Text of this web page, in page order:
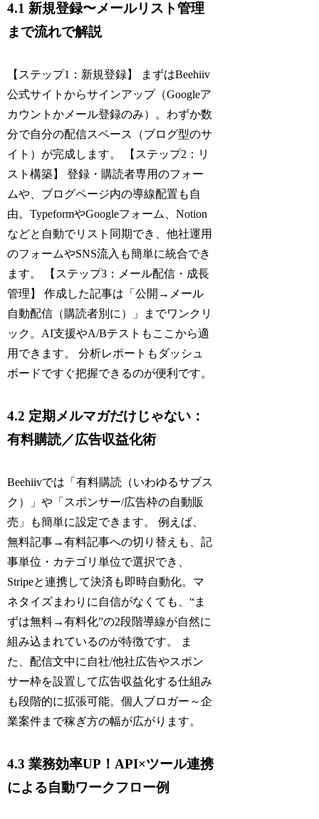
4.1 新規登録〜メールリスト管理
まで流れで解説
【ステップ1：新規登録】 まずはBeehiiv
公式サイトからサインアップ（Googleア
カウントかメール登録のみ）。わずか数
分で自分の配信スペース（ブログ型のサ
イト）が完成します。 【ステップ2：リ
スト構築】 登録・購読者専用のフォー
ムや、ブログページ内の導線配置も自
由。TypeformやGoogleフォーム、Notion
などと自動でリスト同期でき、他社運用
のフォームやSNS流入も簡単に統合でき
ます。 【ステップ3：メール配信・成長
管理】 作成した記事は「公開→メール
自動配信（購読者別に）」までワンクリ
ック。AI支援やA/Bテストもここから適
用できます。 分析レポートもダッシュ
ボードですぐ把握できるのが便利です。
4.2 定期メルマガだけじゃない：
有料購読／広告収益化術
Beehiivでは「有料購読（いわゆるサブス
ク）」や「スポンサー/広告枠の自動販
売」も簡単に設定できます。 例えば、
無料記事→有料記事への切り替えも、記
事単位・カテゴリ単位で選択でき、
Stripeと連携して決済も即時自動化。マ
ネタイズまわりに自信がなくても、“ま
ずは無料→有料化”の2段階導線が自然に
組み込まれているのが特徴です。 ま
た、配信文中に自社/他社広告やスポン
サー枠を設置して広告収益化する仕組み
も段階的に拡張可能。個人ブロガー～企
業案件まで稼ぎ方の幅が広がります。
4.3 業務効率UP！API×ツール連携
による自動ワークフロー例